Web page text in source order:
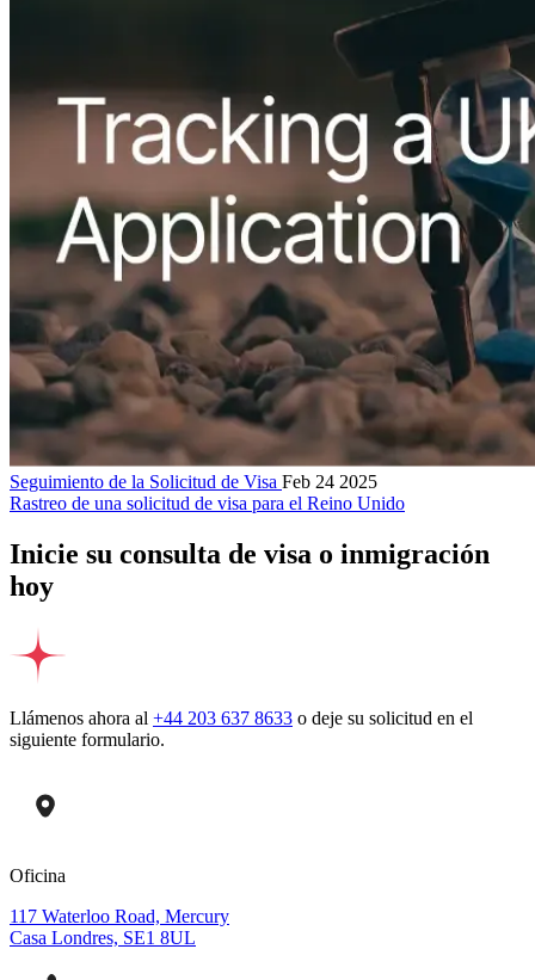
Seguimiento de la Solicitud de Visa Feb 24 2025
Rastreo de una solicitud de visa para el Reino Unido
Inicie su consulta de visa o inmigración
hoy
Llámenos ahora al +44 203 637 8633 o deje su solicitud en el
siguiente formulario.
Oficina
117 Waterloo Road, Mercury
Casa Londres, SE1 8UL